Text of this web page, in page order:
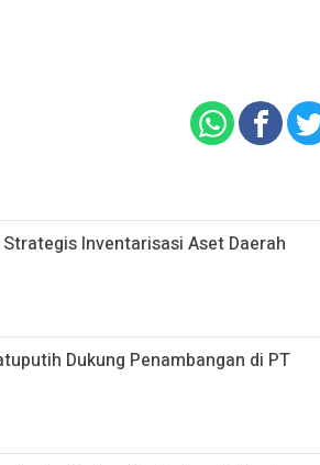
Inventarisasi Aset Daerah
Dukung Penambangan di PT